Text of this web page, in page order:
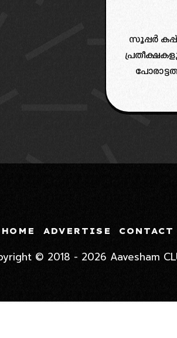
സൂപ്പർ
HOME ADVERTISE CONTACT
© 2018 - 2026 Aavesham